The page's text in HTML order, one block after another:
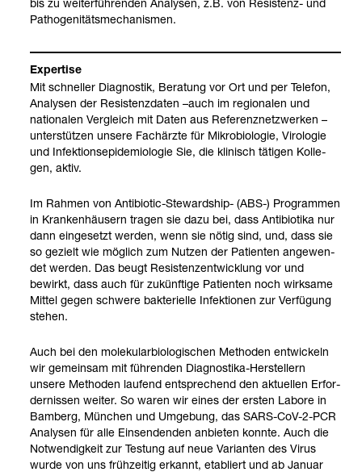
bis zu wei­ter­füh­ren­den Ana­ly­sen, z.B. von Resis­tenz-​ und
Patho­ge­ni­täts­me­cha­nis­men.
Exper­tise
Mit schnel­ler Dia­gnos­tik, Bera­tung vor Ort und per Tele­fon,
Ana­ly­sen der Resis­tenz­da­ten –auch im regio­na­len und
natio­na­len Ver­gleich mit Daten aus Refe­renz­netz­wer­ken –
unter­stüt­zen unsere Fach­ärzte für Mikro­bio­lo­gie, Viro­lo­gie
und Infek­ti­ons­epi­de­mio­lo­gie Sie, die kli­nisch täti­gen Kol­le­
gen, aktiv.
Im Rah­men von Anti­bio­tic-​Ste­wardship-​ (ABS-​) Pro­gram­men
in Kran­ken­häu­sern tra­gen sie dazu bei, dass Anti­bio­tika nur
dann ein­ge­setzt wer­den, wenn sie nötig sind, und, dass sie
so gezielt wie mög­lich zum Nut­zen der Pati­en­ten ange­wen­
det wer­den. Das beugt Resis­tenz­ent­wick­lung vor und
bewirkt, dass auch für zukünf­tige Pati­en­ten noch wirk­same
Mit­tel gegen schwere bak­te­ri­elle Infek­tio­nen zur Ver­fü­gung
ste­hen.
Auch bei den mole­ku­lar­bio­lo­gi­schen Metho­den ent­wi­ckeln
wir gemein­sam mit füh­ren­den Dia­gnos­tika-​Her­stel­lern
unsere Metho­den lau­fend ent­spre­chend den aktu­el­len Erfor­
der­nis­sen wei­ter. So waren wir eines der ers­ten Labore in
Bam­berg, Mün­chen und Umge­bung, das SARS-​CoV-​2-​PCR
Ana­ly­sen für alle Ein­sen­den­den anbie­ten konnte. Auch die
Not­wen­dig­keit zur Testung auf neue Vari­an­ten des Virus
wurde von uns früh­zei­tig erkannt, eta­bliert und ab Januar